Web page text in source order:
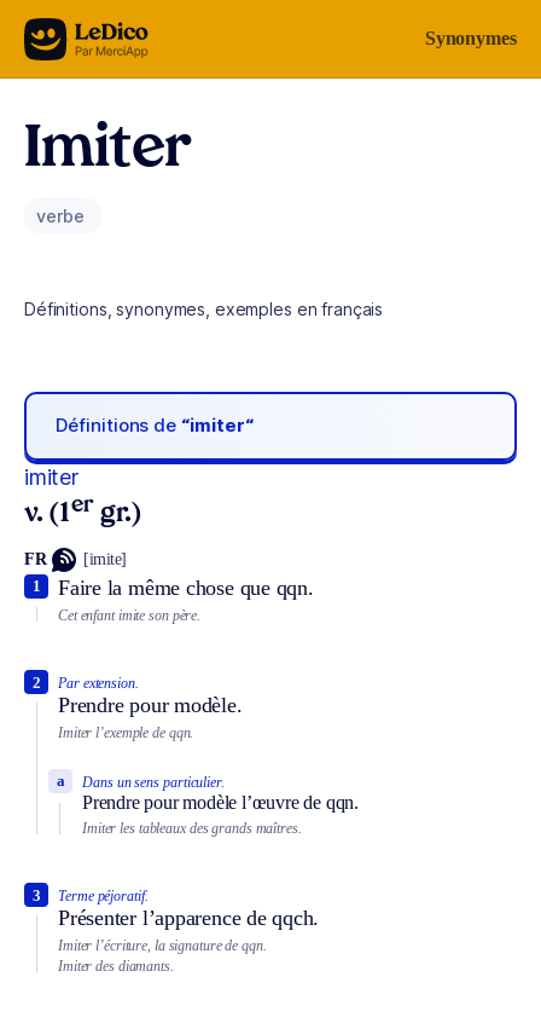
Aller au contenu Synonymes
Imiter
verbe
Définitions, synonymes, exemples en français
Définitions de “imiter“
imiter
v. (1er gr.)
FR [imite]
Faire la même chose que qqn.
1
Cet enfant imite son père.
Par extension.
Prendre pour modèle.
2
Imiter l’exemple de qqn.
Dans un sens particulier.
Prendre pour modèle l’œuvre de qqn.
a
Imiter les tableaux des grands maîtres.
Terme péjoratif.
Présenter l’apparence de qqch.
3
Imiter l’écriture, la signature de qqn.
Imiter des diamants.